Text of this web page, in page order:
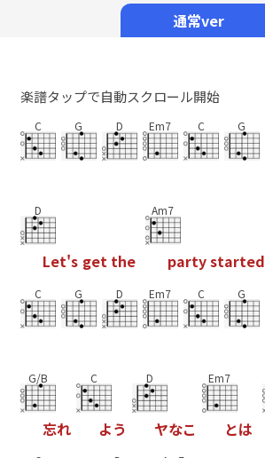
通常ver
楽譜タップで自動スクロール開始
C G D Em7 C G
D
Let's get the
Am7
partystarted
C G D Em7 C G
G/B
忘れ
C
よう
D
ヤなこ
Em7
とは